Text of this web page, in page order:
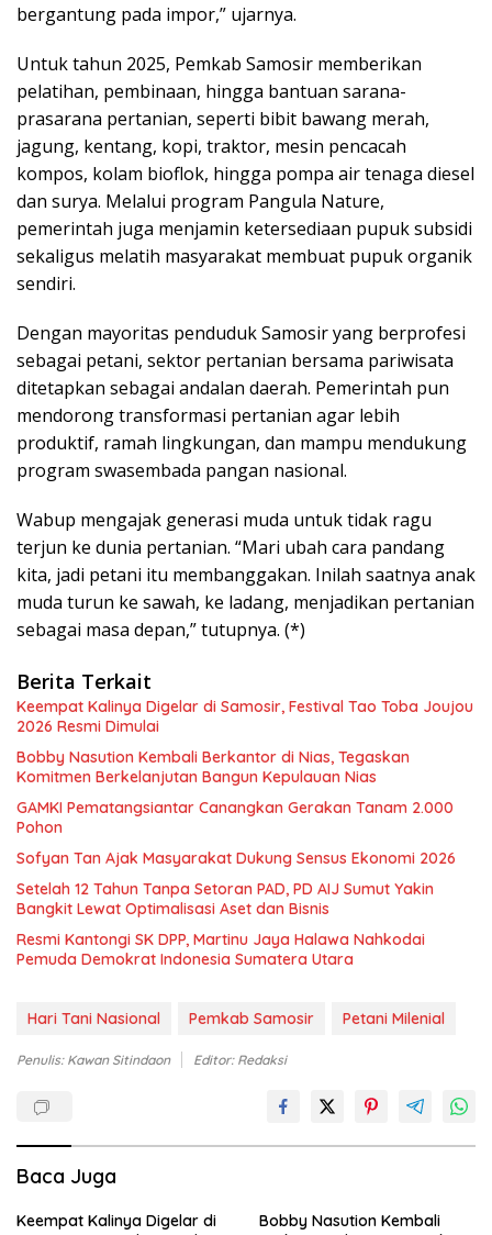
bergantung pada impor,” ujarnya.
Untuk tahun 2025, Pemkab Samosir memberikan
pelatihan, pembinaan, hingga bantuan sarana-
prasarana pertanian, seperti bibit bawang merah,
jagung, kentang, kopi, traktor, mesin pencacah
kompos, kolam bioflok, hingga pompa air tenaga diesel
dan surya. Melalui program Pangula Nature,
pemerintah juga menjamin ketersediaan pupuk subsidi
sekaligus melatih masyarakat membuat pupuk organik
sendiri.
Dengan mayoritas penduduk Samosir yang berprofesi
sebagai petani, sektor pertanian bersama pariwisata
ditetapkan sebagai andalan daerah. Pemerintah pun
mendorong transformasi pertanian agar lebih
produktif, ramah lingkungan, dan mampu mendukung
program swasembada pangan nasional.
Wabup mengajak generasi muda untuk tidak ragu
terjun ke dunia pertanian. “Mari ubah cara pandang
kita, jadi petani itu membanggakan. Inilah saatnya anak
muda turun ke sawah, ke ladang, menjadikan pertanian
sebagai masa depan,” tutupnya. (*)
Berita Terkait
Keempat Kalinya Digelar di Samosir, Festival Tao Toba Joujou
2026 Resmi Dimulai
Bobby Nasution Kembali Berkantor di Nias, Tegaskan
Komitmen Berkelanjutan Bangun Kepulauan Nias
GAMKI Pematangsiantar Canangkan Gerakan Tanam 2.000
Pohon
Sofyan Tan Ajak Masyarakat Dukung Sensus Ekonomi 2026
Setelah 12 Tahun Tanpa Setoran PAD, PD AIJ Sumut Yakin
Bangkit Lewat Optimalisasi Aset dan Bisnis
Resmi Kantongi SK DPP, Martinu Jaya Halawa Nahkodai
Pemuda Demokrat Indonesia Sumatera Utara
Hari Tani Nasional Pemkab Samosir Petani Milenial
Penulis: Kawan Sitindaon Editor: Redaksi
Baca Juga
Keempat Kalinya Digelar di
Bobby Nasution Kembali